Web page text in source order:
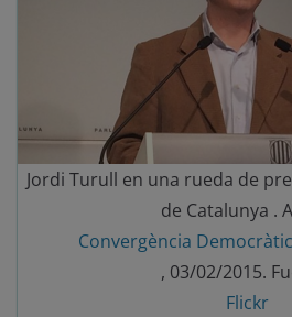
Jordi Turull en una rueda de
de Catalunya .
Convergència
, 03/02/2015.
Flickr